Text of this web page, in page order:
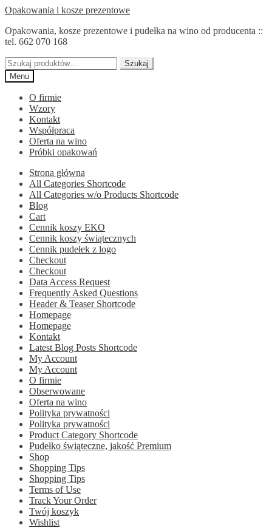
Przejdź
nawigacji
Przejdź
treści
Opakowania i kosze prezentowe
Opakowania, kosze prezentowe i pudełka na wino od producenta ::
tel. 662 070 168
Szukaj:
Szukaj
Menu
O firmie
Wzory
Kontakt
Współpraca
Oferta na wino
Próbki opakowań
Strona główna
All Categories Shortcode
All Categories w/o Products Shortcode
Blog
Cart
Cennik koszy EKO
Cennik koszy świątecznych
Cennik pudełek z logo
Checkout
Checkout
Data Access Request
Frequently Asked Questions
Header & Teaser Shortcode
Homepage
Homepage
Kontakt
Latest Blog Posts Shortcode
My Account
My Account
O firmie
Obserwowane
Oferta na wino
Polityka prywatności
Polityka prywatności
Product Category Shortcode
Pudełko świąteczne, jakość Premium
Shop
Shopping Tips
Shopping Tips
Terms of Use
Track Your Order
Twój koszyk
Wishlist